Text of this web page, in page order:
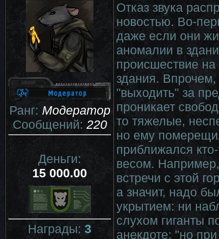
Ранг:Модератор
Сообщений:220
Деньги:
15 000.00
Награды:3
Отказ звука
новостью. Во-
даже если они
аномалии в
происшествие
здания. Впрочем,
"выходить" за
проникает
то тяжелые,
но ему
приближался
весом. Например,
встречи с этой
а значит, надо
укрытием: ни
слухом гиганты
анекдоте: "но